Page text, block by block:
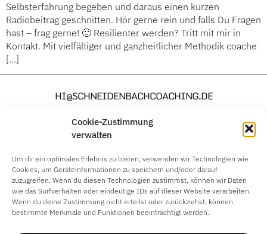
Cookie-Zustimmung
verwalten
Um dir ein optimales Erlebnis zu bieten, verwenden wir Technologien wie
Cookies, um Geräteinformationen zu speichern und/oder darauf
zuzugreifen. Wenn du diesen Technologien zustimmst, können wir Daten
wie das Surfverhalten oder eindeutige IDs auf dieser Website verarbeiten.
Wenn du deine Zustimmung nicht erteilst oder zurückziehst, können
bestimmte Merkmale und Funktionen beeinträchtigt werden.
Selbsterfahrung begeben und daraus einen kurzen
Radiobeitrag geschnitten. Hör gerne rein und falls Du Fragen
hast – frag gerne! 🙂 Resilienter werden? Tritt mit mir in
Kontakt. Mit vielfältiger und ganzheitlicher Methodik coache
[…]
HI@SCHNEIDENBACHCOACHING.DE